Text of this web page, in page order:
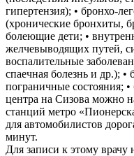
гипертензия); • бронхо-
(хронические бронхиты,
болеющие дети; •
желчевыводящих путей,
воспалительные
спаечная болезнь и др.); •
пограничные состояния;
центра на Сизова можно
станций метро
для автомобилистов
минут.
Для записи к этому